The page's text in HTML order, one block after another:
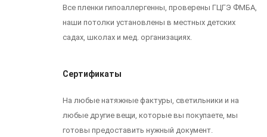
Все пленки гипоаллергенны, проверены ГЦГЭ ФМБА,
наши потолки установлены в местных детских
садах, школах и мед. организациях.
Сертификаты
На любые натяжные фактуры, светильники и на
любые другие вещи, которые вы покупаете, мы
готовы предоставить нужный документ.